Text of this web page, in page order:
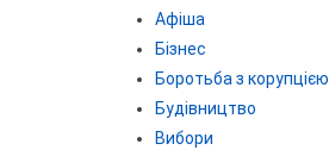
Афіша
Бізнес
Боротьба з корупцією
Будівництво
Вибори